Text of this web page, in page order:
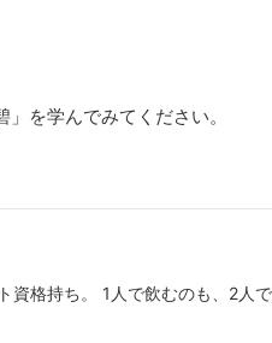
を学んでみてください。
資格持ち。 1人で飲むのも、2人